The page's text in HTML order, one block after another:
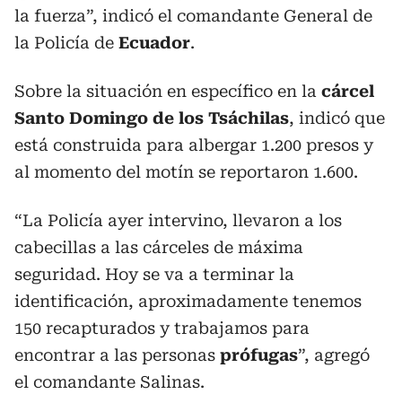
la fuerza”, indicó el comandante General de
la Policía de Ecuador.
Sobre la situación en específico en la cárcel
Santo Domingo de los Tsáchilas, indicó que
está construida para albergar 1.200 presos y
al momento del motín se reportaron 1.600.
“La Policía ayer intervino, llevaron a los
cabecillas a las cárceles de máxima
seguridad. Hoy se va a terminar la
identificación, aproximadamente tenemos
150 recapturados y trabajamos para
encontrar a las personas prófugas”, agregó
el comandante Salinas.